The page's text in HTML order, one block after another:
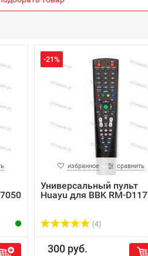
-21%
избранное сравнить
Универсальный пульт
Huayu для BBK RM-
(4)
300 руб.